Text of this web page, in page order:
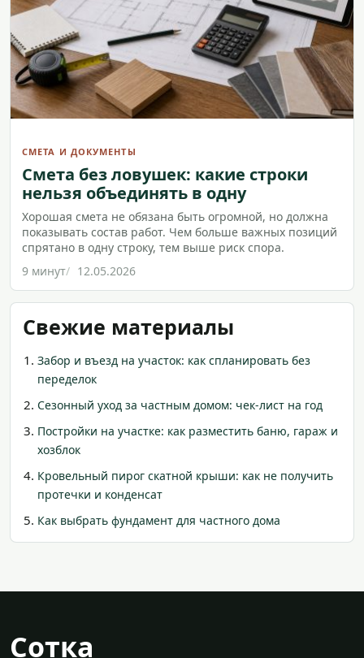
СМЕТА И ДОКУМЕНТЫ
Смета без ловушек: какие строки
нельзя объединять в одну
Хорошая смета не обязана быть огромной, но должна
показывать состав работ. Чем больше важных позиций
спрятано в одну строку, тем выше риск спора.
9 минут
12.05.2026
Свежие материалы
Забор и въезд на участок: как спланировать без
переделок
Сезонный уход за частным домом: чек-лист на год
Постройки на участке: как разместить баню, гараж и
хозблок
Кровельный пирог скатной крыши: как не получить
протечки и конденсат
Как выбрать фундамент для частного дома
Сотка